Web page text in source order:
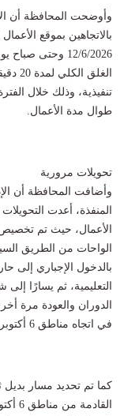
وأوضحت المحافظة أن
تنفيذية، وذلك خلال
طوال مدة الأعمال.
تحويلات مرورية
وأضافت المحافظة أن
المنفذة، أعدت
الأعمال، حيث تم
بالدخول الإجباري إلى
التعليمية، ثم يسارًا
الدوران والعودة مرة
في اتجاه مناطق 6 أكتوبر عقب تجاوز منطقة الأعمال.
كما تم تحديد مسار